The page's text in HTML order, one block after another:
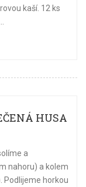
kaší. 12 ks
HUSA
a
nahoru) a kolem
Podlijeme horkou